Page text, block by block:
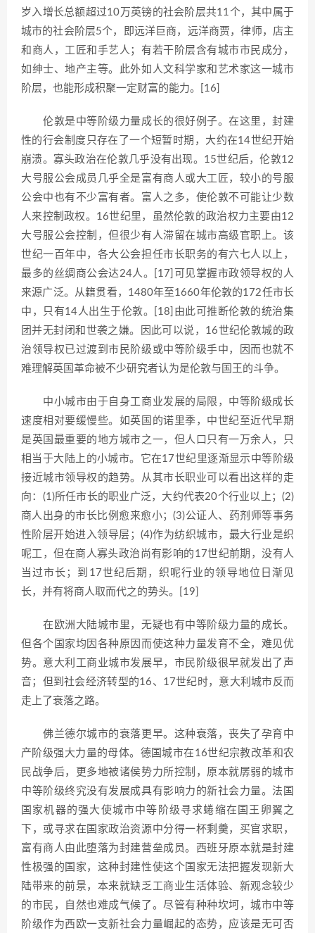
岁入增长总额超过10万英镑的社会阶层共11个，其中属于
城市的社会阶层5个，即远洋巨商，远洋商贾，律师，店主
和商人，工匠和手艺人；有若干阶层含有城市市民成分，
如绅士、地产主等。此外如人文科学家和艺术家这一城市
阶层，也能形成积聚一定财富的能力。[16]
伦敦是中等阶级力量成长的很好例子。在这里，封建
性的行会制度只存在了一个短暂时期，大约在14世纪开始
崩溃。寡头政治在伦敦几乎没有出现。15世纪后，伦敦12
大号服公会成员几乎全是富有商人或大工匠，较小的号服
公会中也有不少富有者。富人之多，使伦敦不可能让少数
人来控制政权。16世纪里，虽然伦敦的政治权力主要由12
大号服公会控制，但很少有人滞留在城市高级官职上。该
世纪一百年中，各大公会担任市长职务的有六七人以上，
最多的丝绸商公会达24人。[17]可见掌握市政领导权的人
来源广泛。从籍贯看，1480年至1660年伦敦的172任市长
中，只有14人出生于伦敦。[18]由此可推断伦敦的统治集
团并无封闭和世袭之嫌。因此可以说，16世纪伦敦城的政
治领导权已过渡到市民阶级或中等阶级手中，因而也就不
难理解英国革命被不少研究者认为是伦敦与国王的斗争。
中小城市由于自身工商业发展的局限，中等阶级成长
速度相对要缓慢些。如英国的诺里季，中世纪至近代早期
是英国最重要的地方城市之一，但人口只有一万余人，只
相当于大陆上的小城市。它在17世纪里逐渐显示中等阶级
接近城市领导权的趋势。从其市长职业可以看出这样的走
向：(1)所任市长的职业广泛，大约代表20个行业以上；(2)
商人出身的市长比例愈来愈小；(3)公证人、药剂师等事务
性阶层开始进入领导层；(4)作为纺织城市，最大行业是织
呢工，但在商人寡头政治尚有影响的17世纪前期，没有人
当过市长；到17世纪后期，织呢行业的领导地位日渐见
长，并有将商人取而代之的势头。[19]
在欧洲大陆城市里，无疑也有中等阶级力量的成长。
但各个国家均因各种原因而使这种力量发育不全，难见优
势。意大利工商业城市发展早，市民阶级很早就发出了声
音；但到社会经济转型的16、17世纪时，意大利城市反而
走上了衰落之路。
佛兰德尔城市的衰落更早。这种衰落，丧失了孕育中
产阶级强大力量的母体。德国城市在16世纪宗教改革和农
民战争后，更多地被诸侯势力所控制，原本就孱弱的城市
中等阶级终究没有发展成具有影响力的新社会力量。法国
国家机器的强大使城市中等阶级寻求蜷缩在国王卵翼之
下，或寻求在国家政治资源中分得一杯剩羹，买官求职，
富有商人由此堕落为封建营垒成员。西班牙原本就是封建
性极强的国家，这种封建性使这个国家无法把握发现新大
陆带来的前景，本来就缺乏工商业生活体验、新观念较少
的市民，自然也难成气候了。尽管有种种坎坷，城市中等
阶级作为西欧一支新社会力量崛起的态势，应该是无可否